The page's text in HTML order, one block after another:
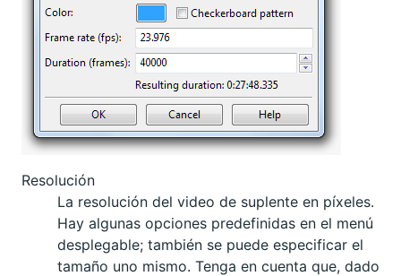
Resolución
La resolución del video de suplente en píxeles.
Hay algunas opciones predefinidas en el menú
desplegable; también se puede especificar el
tamaño uno mismo. Tenga en cuenta que, dado